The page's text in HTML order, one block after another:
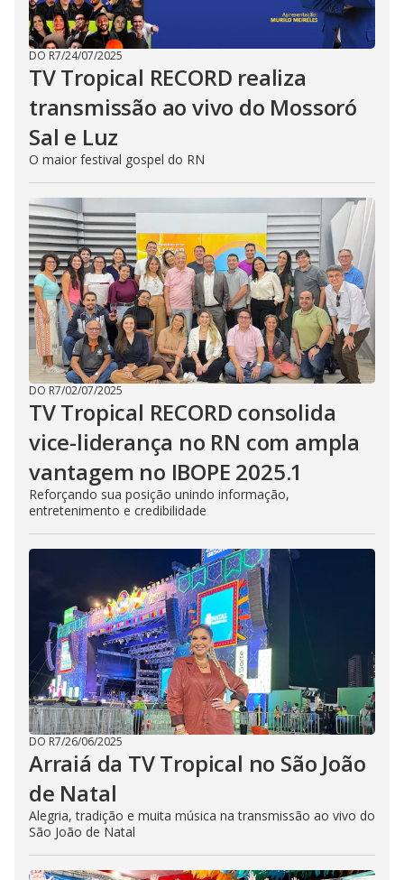
DO R7/24/07/2025
TV Tropical RECORD realiza
transmissão ao vivo do Mossoró
Sal e Luz
O maior festival gospel do RN
DO R7/02/07/2025
TV Tropical RECORD consolida
vice-liderança no RN com ampla
vantagem no IBOPE 2025.1
Reforçando sua posição unindo informação,
entretenimento e credibilidade
DO R7/26/06/2025
Arraiá da TV Tropical no São João
de Natal
Alegria, tradição e muita música na transmissão ao vivo do
São João de Natal